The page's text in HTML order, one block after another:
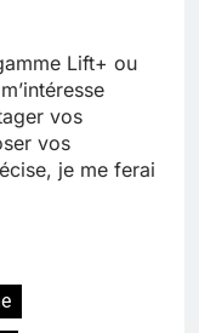
Lift+ ou
vos
vos
je me ferai